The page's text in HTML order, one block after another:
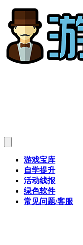
游戏宝库
自学提升
活动线报
绿色软件
常见问题/客服